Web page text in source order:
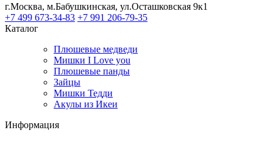
г.Москва, м.Бабушкинская, ул.Осташковская 9к1
+7 499 673-34-83 +7 991 206-79-35
Каталог
Плюшевые медведи
Мишки I Love you
Плюшевые панды
Зайцы
Мишки Тедди
Акулы из Икеи
Информация